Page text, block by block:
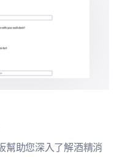
幫助您深入了解酒精消